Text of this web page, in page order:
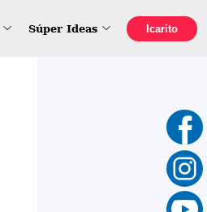
Súper Ideas Icarito